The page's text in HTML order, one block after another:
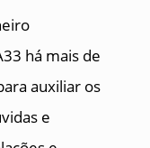
há mais de
auxiliar os
e